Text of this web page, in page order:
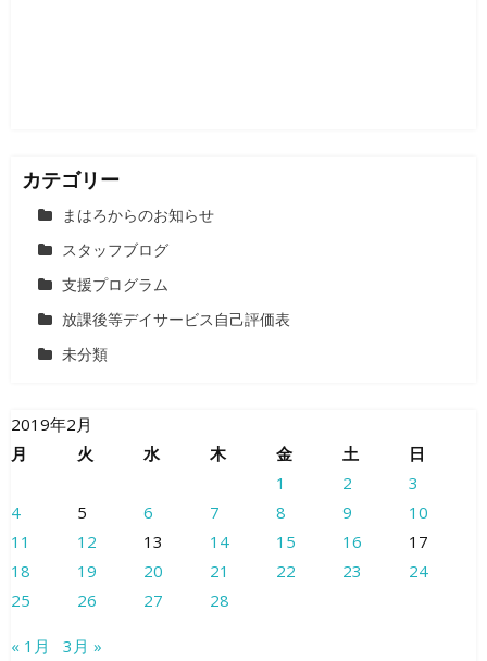
カテゴリー
まはろからのお知らせ
スタッフブログ
支援プログラム
放課後等デイサービス自己評価表
未分類
2019年2月
月
火 水 木 金 土
日
1
2
3
4
5 6 7 8 9
10
11
12 13 14 15 16
17
18
19 20 21 22 23
24
25
26 27 28
« 1月 3月 »